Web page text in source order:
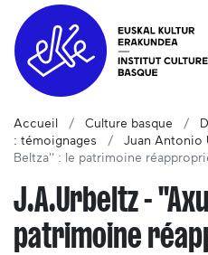
Accueil Culture basque
: témoignages
Juan Antonio
Beltza'' : le patrimoine
J.A.Urbeltz -
patrimoine